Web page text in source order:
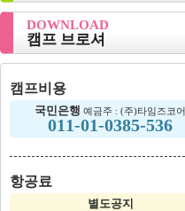
DOWNLOAD
캠프 브로셔
캠프비용
국민은행 예금주 : (주)타임즈코어
011-01-0385-536
항공료
별도공지